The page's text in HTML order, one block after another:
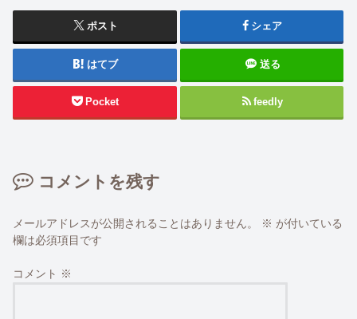
ポスト シェア
はてブ 送る
Pocket feedly
コメントを残す
メールアドレスが公開されることはありません。 ※ が付いている
欄は必須項目です
コメント ※